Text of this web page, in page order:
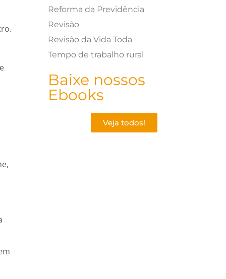
Reforma da Previdência
Revisão
Revisão da Vida Toda
Tempo de trabalho rural
Baixe nossos
Ebooks
Veja todos!